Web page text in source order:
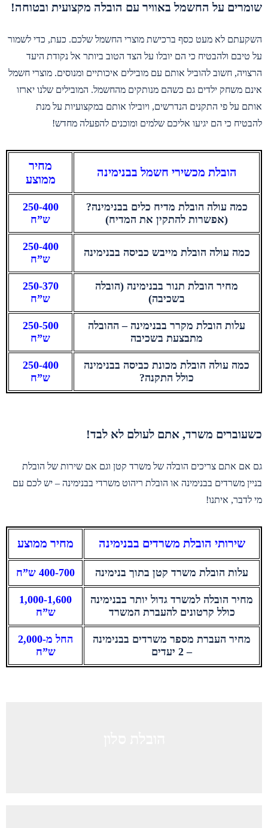
שומרים על החשמל באוויר עם הובלה מקצועית ובטוחה!
השקעתם לא מעט כסף ברכישת מוצרי החשמל שלכם. כעת, כדי לשמור
על טיבם ולהבטיח כי הם יובלו על הצד הטוב ביותר אל נקודת היעד
הרצויה, חשוב להוביל אותם עם מובילים איכותיים ומנוסים. מוצרי חשמל
אינם משחק ילדים גם כשהם מנותקים מהחשמל. המובילים שלנו יארזו
אותם על פי התקנים הנדרשים, ויובילו אותם במקצועיות על מנת
להבטיח כי הם יגיעו אליכם שלמים ומוכנים להפעלה מחדש!
הובלת מכשירי חשמל בבנימינה
מחיר
ממוצע
כמה עולה הובלת מדיח כלים בבנימינה?
(אפשרות להתקין את המדיח)
250-400
ש”ח
כמה עולה הובלת מייבש כביסה בבנימינה
250-400
ש”ח
מחיר הובלת תנור בבנימינה (הובלה
בשכיבה)
250-370
ש”ח
עלות הובלת מקרר בבנימינה – ההובלה
מתבצעת בשכיבה
250-500
ש”ח
כמה עולה הובלת מכונת כביסה בבנימינה
כולל התקנה?
250-400
ש”ח
כשעוברים משרד, אתם לעולם לא לבד!
גם אם אתם צריכים הובלה של משרד קטן וגם אם שירות של הובלת
בניין משרדים בבנימינה או הובלת ריהוט משרדי בבנימינה – יש לכם עם
מי לדבר, איתנו!
שירותי הובלת משרדים בבנימינה מחיר ממוצע
עלות הובלת משרד קטן בתוך בנימינה 400-700 ש”ח
מחיר הובלה למשרד גדול יותר בבנימינה
כולל קרטונים להעברת המשרד
1,000-1,600
ש”ח
מחיר העברת מספר משרדים בבנימינה
– 2 יעדים
החל מ-2,000
ש”ח